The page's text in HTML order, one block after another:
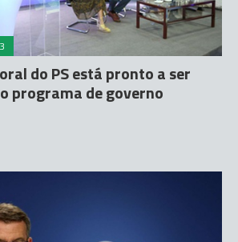
do PS está pronto a ser
programa de governo